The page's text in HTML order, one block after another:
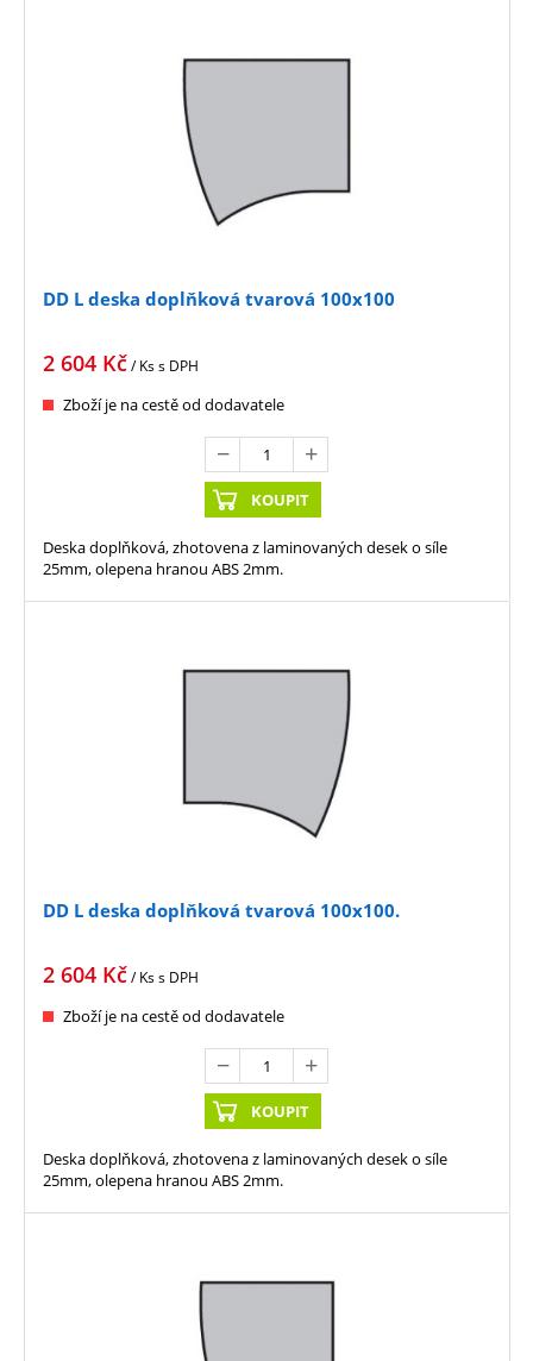
DD L deska doplňková tvarová 100x100
2 604 Kč/ Kss DPH
Zboží je na cestě od dodavatele
KOUPIT
Deska doplňková, zhotovena z laminovaných desek o síle
25mm, olepena hranou ABS 2mm.
DD L deska doplňková tvarová 100x100.
2 604 Kč/ Kss DPH
Zboží je na cestě od dodavatele
KOUPIT
Deska doplňková, zhotovena z laminovaných desek o síle
25mm, olepena hranou ABS 2mm.